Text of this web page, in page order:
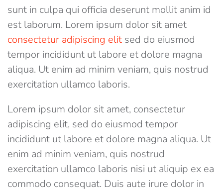
sunt in culpa qui officia deserunt mollit anim id
est laborum. Lorem ipsum dolor sit amet
consectetur adipiscing elit sed do eiusmod
tempor incididunt ut labore et dolore magna
aliqua. Ut enim ad minim veniam, quis nostrud
exercitation ullamco laboris.
Lorem ipsum dolor sit amet, consectetur
adipiscing elit, sed do eiusmod tempor
incididunt ut labore et dolore magna aliqua. Ut
enim ad minim veniam, quis nostrud
exercitation ullamco laboris nisi ut aliquip ex ea
commodo consequat. Duis aute irure dolor in